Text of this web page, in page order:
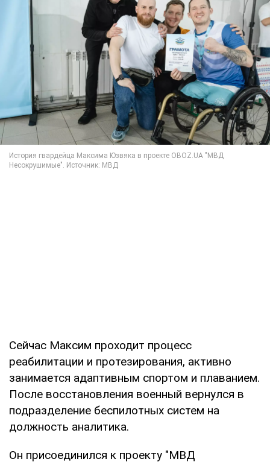
Сейчас Максим проходит процесс
реабилитации и протезирования, активно
занимается адаптивным спортом и плаванием.
После восстановления военный вернулся в
подразделение беспилотных систем на
должность аналитика.
Он присоединился к проекту "МВД